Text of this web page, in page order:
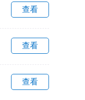
查看
查看
查看